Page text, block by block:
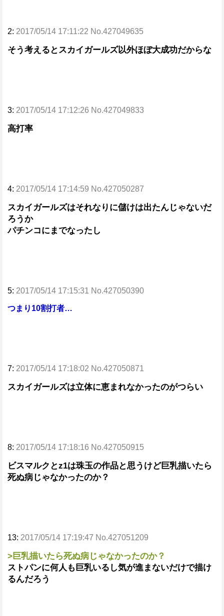
2: 2017/05/14 17:11:22 No.427049635
そう考えるとスカイガールズ以外ほぼ大成功だからな
3: 2017/05/14 17:12:26 No.427049833
高打率
4: 2017/05/14 17:14:59 No.427050287
スカイガールズはそれなりに儲けは出たんじゃないだ
ろうか
パチンコにまでなったし
5: 2017/05/14 17:15:31 No.427050390
つまり10割打者…
7: 2017/05/14 17:18:02 No.427050871
スカイガールズは立体に恵まれなかったのがつらい
8: 2017/05/14 17:18:16 No.427050915
ビスマルクとz1は珠玉の作品と思うけど巨乳描いたら
死ぬ病じゃなかったのか？
13: 2017/05/14 17:19:47 No.427051209
>巨乳描いたら死ぬ病じゃなかったのか？
ストパンに何人も巨乳いるし気が進まないだけで描け
るんだろう